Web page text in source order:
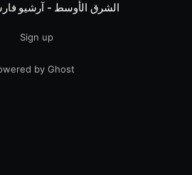
الشرق الأوسط - آرشیو
Sign up
by Ghost